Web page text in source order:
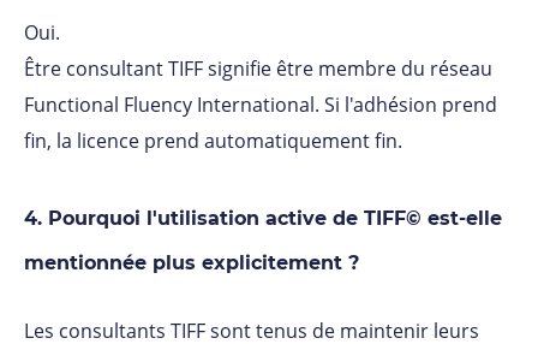
Oui.
Être consultant TIFF signifie être membre du réseau
Functional Fluency International. Si l'adhésion prend
fin, la licence prend automatiquement fin.
4. Pourquoi l'utilisation active de TIFF© est-elle
mentionnée plus explicitement ?
Les consultants TIFF sont tenus de maintenir leurs